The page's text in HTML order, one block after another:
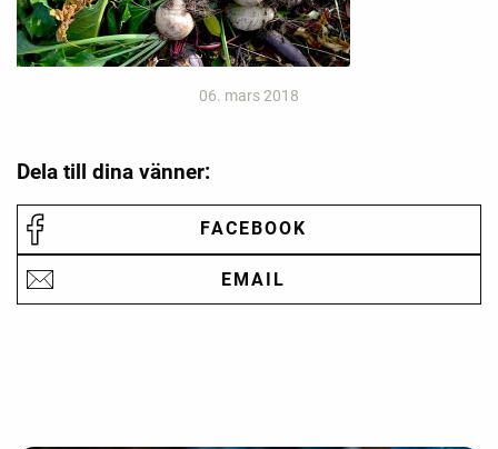
06. mars 2018
Dela till dina vänner:
FACEBOOK
EMAIL